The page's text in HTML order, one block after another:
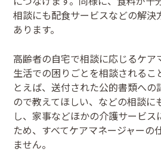
相談にも配食サービスなどの解決
あります。
高齢者の自宅で相談に応じるケア
生活での困りごとを相談されるこ
とえば、送付された公的書類へ
ので教えてほしい、などの相談に
し、家事などほかの介護サービ
ため、すべてケアマネージャーの
ません。